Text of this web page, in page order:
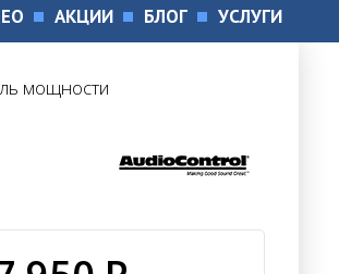
АКЦИИ БЛОГ УСЛУГИ
мощности